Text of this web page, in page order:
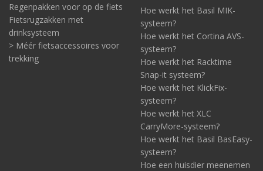
Regenpakken voor op de fiets
Fietsrugzakken met
drinksysteem
> Méér fietsaccessoires voor
trekking
Hoe werkt het Basil MIK-
systeem?
Hoe werkt het Cortina AVS-
systeem?
Hoe werkt het Racktime
Snap-it systeem?
Hoe werkt het KlickFix-
systeem?
Hoe werkt het XLC
CarryMore-systeem?
Hoe werkt het Basil BasEasy-
systeem?
Hoe een huisdier meenemen